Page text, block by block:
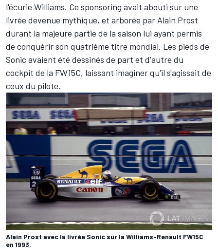
l'écurie Williams. Ce sponsoring avait abouti sur une
livrée devenue mythique, et arborée par Alain Prost
durant la majeure partie de la saison lui ayant permis
de conquérir son quatrième titre mondial. Les pieds de
Sonic avaient été dessinés de part et d'autre du
cockpit de la FW15C, laissant imaginer qu'il s'agissait de
ceux du pilote.
Alain Prost avec la livrée Sonic sur la Williams-Renault FW15C
en 1993.